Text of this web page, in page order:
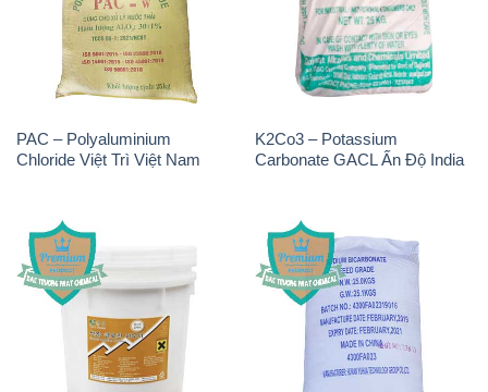
PAC – Polyaluminium
Chloride Việt Trì Việt Nam
K2Co3 – Potassium
Carbonate GACL Ấn Độ India